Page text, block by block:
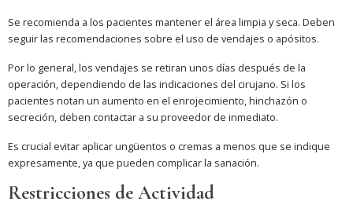
Se recomienda a los pacientes mantener el área limpia y seca. Deben
seguir las recomendaciones sobre el uso de vendajes o apósitos.
Por lo general, los vendajes se retiran unos días después de la
operación, dependiendo de las indicaciones del cirujano. Si los
pacientes notan un aumento en el enrojecimiento, hinchazón o
secreción, deben contactar a su proveedor de inmediato.
Es crucial evitar aplicar ungüentos o cremas a menos que se indique
expresamente, ya que pueden complicar la sanación.
Restricciones de Actividad